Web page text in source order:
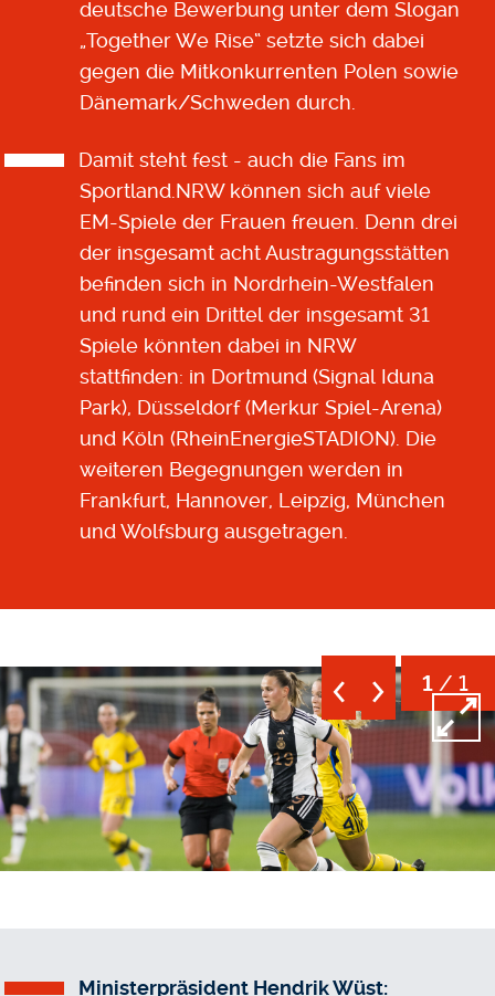
deutsche Bewerbung unter dem Slogan
„Together We Rise“ setzte sich dabei
gegen die Mitkonkurrenten Polen sowie
Dänemark/Schweden durch.
Damit steht fest - auch die Fans im
Sportland.NRW können sich auf viele
EM-Spiele der Frauen freuen. Denn drei
der insgesamt acht Austragungsstätten
befinden sich in Nordrhein-Westfalen
und rund ein Drittel der insgesamt 31
Spiele könnten dabei in NRW
stattfinden: in Dortmund (Signal Iduna
Park), Düsseldorf (Merkur Spiel-Arena)
und Köln (RheinEnergieSTADION). Die
weiteren Begegnungen werden in
Frankfurt, Hannover, Leipzig, München
und Wolfsburg ausgetragen.
1 / 1
Ministerpräsident Hendrik Wüst: